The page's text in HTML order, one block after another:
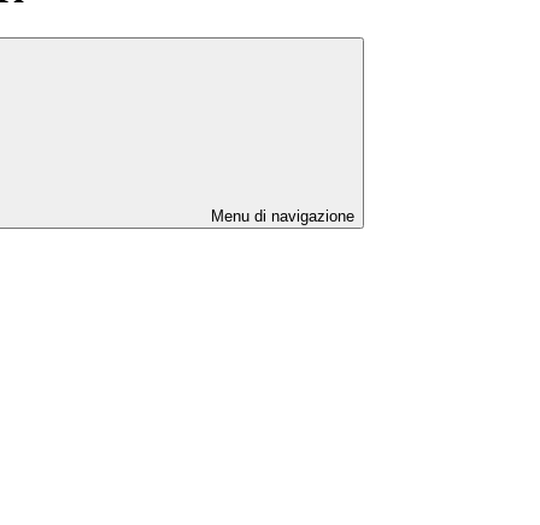
Menu di navigazione